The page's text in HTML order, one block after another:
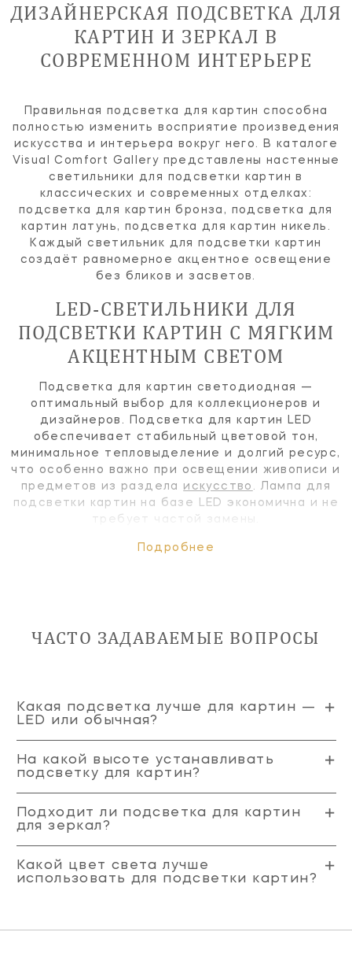
ДИЗАЙНЕРСКАЯ ПОДСВЕТКА ДЛЯ
КАРТИН И ЗЕРКАЛ В
СОВРЕМЕННОМ ИНТЕРЬЕРЕ
Правильная подсветка для картин способна
полностью изменить восприятие произведения
искусства и интерьера вокруг него. В каталоге
Visual Comfort Gallery представлены настенные
светильники для подсветки картин в
классических и современных отделках:
подсветка для картин бронза, подсветка для
картин латунь, подсветка для картин никель.
Каждый светильник для подсветки картин
создаёт равномерное акцентное освещение
без бликов и засветов.
LED-СВЕТИЛЬНИКИ ДЛЯ
ПОДСВЕТКИ КАРТИН С МЯГКИМ
АКЦЕНТНЫМ СВЕТОМ
Подсветка для картин светодиодная —
оптимальный выбор для коллекционеров и
дизайнеров. Подсветка для картин LED
обеспечивает стабильный цветовой тон,
минимальное тепловыделение и долгий ресурс,
что особенно важно при освещении живописи и
предметов из раздела искусство . Лампа для
подсветки картин на базе LED экономична и не
требует частой замены.
Подробнее
ЧАСТО ЗАДАВАЕМЫЕ ВОПРОСЫ
Какая подсветка лучше для картин —
LED или обычная?
На какой высоте устанавливать
подсветку для картин?
Подходит ли подсветка для картин
для зеркал?
Какой цвет света лучше
использовать для подсветки картин?